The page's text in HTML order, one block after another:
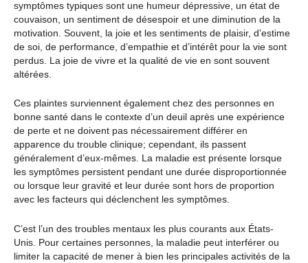
symptômes typiques sont une humeur dépressive, un état de
couvaison, un sentiment de désespoir et une diminution de la
motivation. Souvent, la joie et les sentiments de plaisir, d’estime
de soi, de performance, d’empathie et d’intérêt pour la vie sont
perdus. La joie de vivre et la qualité de vie en sont souvent
altérées.
Ces plaintes surviennent également chez des personnes en
bonne santé dans le contexte d’un deuil après une expérience
de perte et ne doivent pas nécessairement différer en
apparence du trouble clinique; cependant, ils passent
généralement d’eux-mêmes. La maladie est présente lorsque
les symptômes persistent pendant une durée disproportionnée
ou lorsque leur gravité et leur durée sont hors de proportion
avec les facteurs qui déclenchent les symptômes.
C’est l’un des troubles mentaux les plus courants aux États-
Unis. Pour certaines personnes, la maladie peut interférer ou
limiter la capacité de mener à bien les principales activités de la